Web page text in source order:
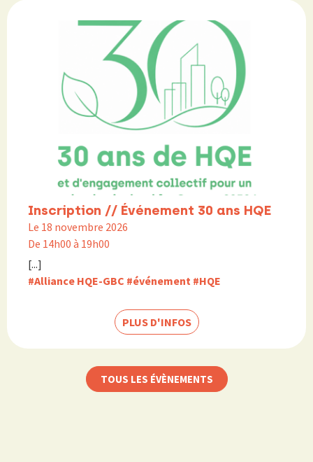
Inscription // Événement 30 ans HQE
Le 18 novembre 2026
De 14h00 à 19h00
[...]
#Alliance HQE-GBC #événement #HQE
PLUS D'INFOS
TOUS LES ÉVÈNEMENTS